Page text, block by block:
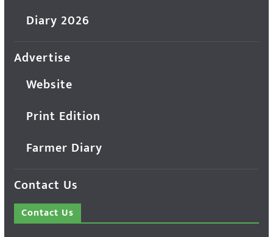
Diary 2026
Advertise
Website
Print Edition
Farmer Diary
Contact Us
Contact Us